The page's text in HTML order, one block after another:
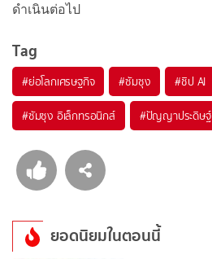
ดำเนินต่อไป
Tag
#ย่อโลกเศรษฐกิจ #ซัมซุง #ชิป AI
#ซัมซุง อิเล็กทรอนิกส์ #ปัญญาประดิษฐ์
ยอดนิยมในตอนนี้